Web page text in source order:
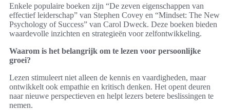
Enkele populaire boeken zijn “De zeven eigenschappen van
effectief leiderschap” van Stephen Covey en “Mindset: The New
Psychology of Success” van Carol Dweck. Deze boeken bieden
waardevolle inzichten en strategieën voor zelfontwikkeling.
Waarom is het belangrijk om te lezen voor persoonlijke
groei?
Lezen stimuleert niet alleen de kennis en vaardigheden, maar
ontwikkelt ook empathie en kritisch denken. Het opent deuren
naar nieuwe perspectieven en helpt lezers betere beslissingen te
nemen.